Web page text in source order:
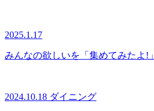
2025.1.17
みんなの欲しいを「集めてみたよ!」
2024.10.18 ダイニング